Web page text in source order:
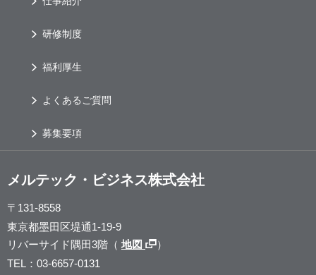
研修制度
福利厚生
よくあるご質問
募集要項
メルテック・ビジネス株式会社
〒131-8558
東京都墨田区堤通1-19-9
リバーサイド隅田3階（ 地図
）
TEL：03-6657-0131